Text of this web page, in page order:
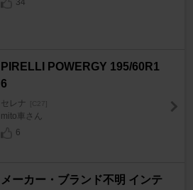
34
PIRELLI POWERGY 195/60R1
6
セレナ [C27]
mito車さん
6
メーカー・ブランド不明 インテ